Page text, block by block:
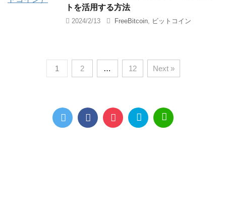
トを活用する方法
2024/2/13 FreeBitcoin ビットコイン
1 2 … 12 Next »